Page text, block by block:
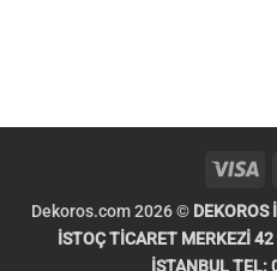
Dekoros.com 2026 © DEKOROS
İSTOÇ TİCARET MERKEZİ
İSTANBUL TEL: